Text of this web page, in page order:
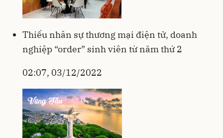
Thiếu nhân sự thương mại điện tử, doanh
nghiệp “order” sinh viên từ năm thứ 2
02:07, 03/12/2022